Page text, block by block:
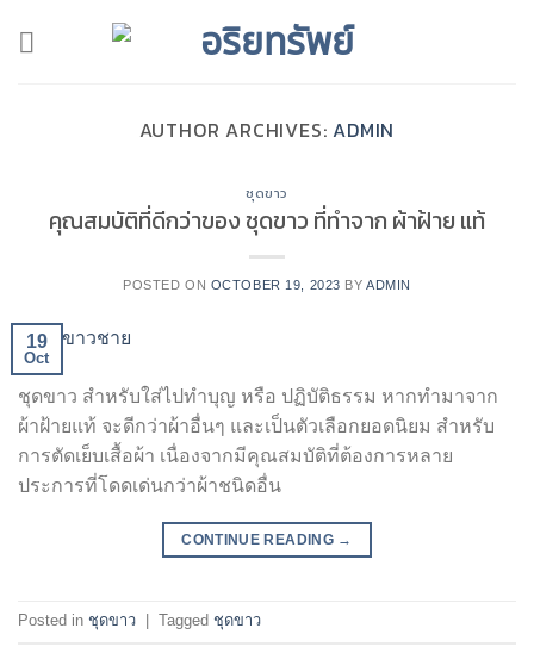
AUTHOR ARCHIVES:ADMIN
ชุดขาว
คุณสมบัติที่ดีกว่าของ ชุดขาว ที่ทำจาก ผ้าฝ้าย แท้
POSTED ON OCTOBER 19, 2023 BY ADMIN
19
Oct
ชุดขาว สำหรับใส่ไปทำบุญ หรือ ปฏิบัติธรรม หากทำมาจาก
ผ้าฝ้ายแท้ จะดีกว่าผ้าอื่นๆ และเป็นตัวเลือกยอดนิยม สำหรับ
การตัดเย็บเสื้อผ้า เนื่องจากมีคุณสมบัติที่ต้องการหลาย
ประการที่โดดเด่นกว่าผ้าชนิดอื่น
CONTINUE READING →
Posted in ชุดขาว Tagged ชุดขาว